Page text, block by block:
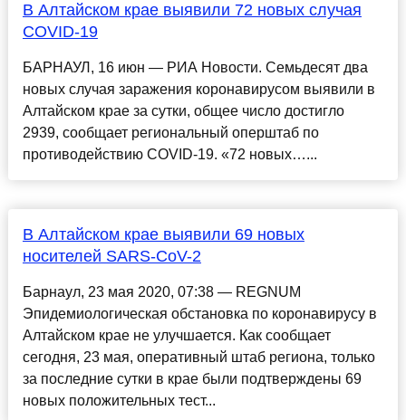
В Алтайском крае выявили 72 новых случая
COVID-19
БАРНАУЛ, 16 июн — РИА Новости. Семьдесят два
новых случая заражения коронавирусом выявили в
Алтайском крае за сутки, общее число достигло
2939, сообщает региональный оперштаб по
противодействию COVID-19. «72 новых…...
В Алтайском крае выявили 69 новых
носителей SARS-CoV-2
Барнаул, 23 мая 2020, 07:38 — REGNUM
Эпидемиологическая обстановка по коронавирусу в
Алтайском крае не улучшается. Как сообщает
сегодня, 23 мая, оперативный штаб региона, только
за последние сутки в крае были подтверждены 69
новых положительных тест...